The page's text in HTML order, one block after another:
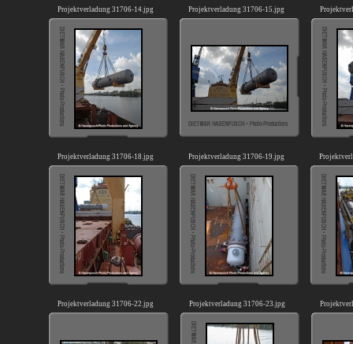
Projektverladung 31706-14.jpg Projektverladung 31706-15.jpg
Projektverladung 31706-18.jpg Projektverladung 31706-19.jpg
Projektverladung 31706-22.jpg Projektverladung 31706-23.jpg